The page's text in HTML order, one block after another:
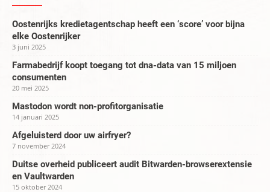
Oostenrijks kredietagentschap heeft een ‘score’ voor bijna
elke Oostenrijker
3 juni 2025
Farmabedrijf koopt toegang tot dna-data van 15 miljoen
consumenten
20 mei 2025
Mastodon wordt non-profitorganisatie
14 januari 2025
Afgeluisterd door uw airfryer?
7 november 2024
Duitse overheid publiceert audit Bitwarden-browserextensie
en Vaultwarden
15 oktober 2024